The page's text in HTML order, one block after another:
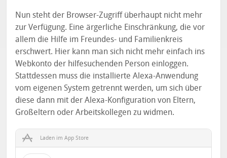
Nun steht der Browser-Zugriff überhaupt nicht mehr
zur Verfügung. Eine ärgerliche Einschränkung, die vor
allem die Hilfe im Freundes- und Familienkreis
erschwert. Hier kann man sich nicht mehr einfach ins
Webkonto der hilfesuchenden Person einloggen.
Stattdessen muss die installierte Alexa-Anwendung
vom eigenen System getrennt werden, um sich über
diese dann mit der Alexa-Konfiguration von Eltern,
Großeltern oder Arbeitskollegen zu widmen.
Laden im App Store